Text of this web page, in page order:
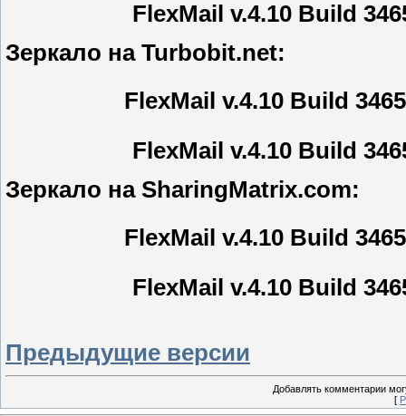
FlexMail v.4.10 Build
Зеркало на Turbobit.net:
FlexMail v.4.10 Build
FlexMail v.4.10 Build
Зеркало на SharingMatrix.com:
FlexMail v.4.10 Build
FlexMail v.4.10 Build
Предыдущие версии
Добавлять комментарии
[